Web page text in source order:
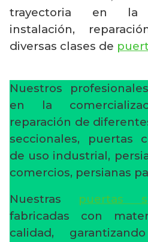
trayectoria en la
instalación,
diversas clases de
Nuestros
en la
reparación de
seccionales, puertas
de uso industrial,
comercios, persianas
Nuestras puertas
fabricadas con
calidad,